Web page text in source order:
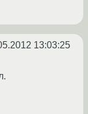
13:03:25